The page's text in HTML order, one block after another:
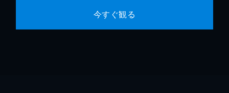
今すぐ観る